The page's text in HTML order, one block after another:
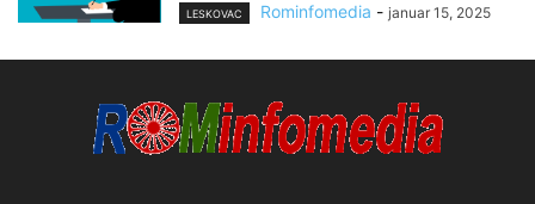
LESKOVAC Rominfomedia - januar 15, 2025